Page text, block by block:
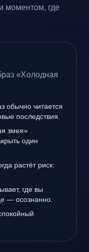
моментом, где
«Холодная
обычно читается
последствия.
змея»
один
растёт риск:
где вы
— осознанно.